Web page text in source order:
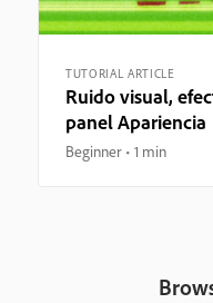
TUTORIAL ARTICLE
Ruido visual,
panel Apariencia
Beginner 1 min